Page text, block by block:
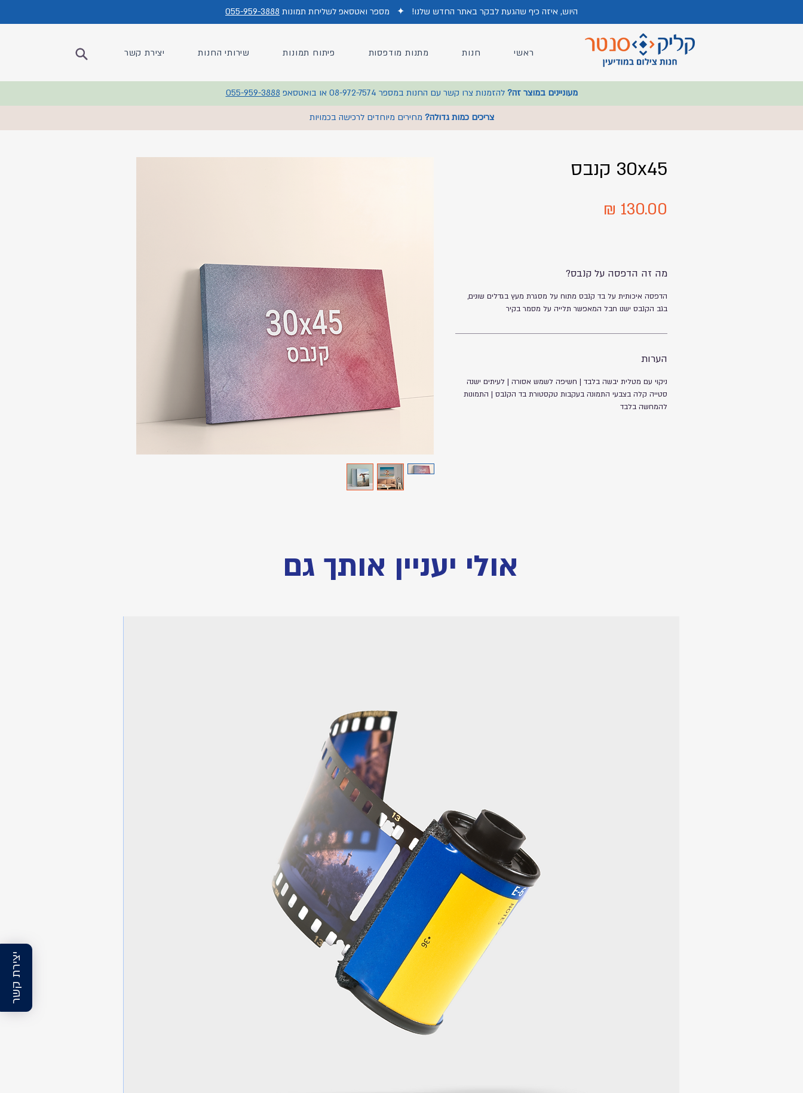
היוש, איזה כיף שהגעת לבקר באתר החדש שלנו! ✦ מספר ואטסאפ לשליחת תמונות 055-959-3888
ראשי חנות מתנות מודפסות פיתוח תמונות שירותי החנות יצירת קשר
יצירת קשר
מעוניינים במוצר זה? להזמנות צרו קשר עם החנות במספר 08-972-7574 או בואטסאפ 055-959-3888
צריכים כמות גדולה? מחירים מיוחדים לרכישה בכמויות
30x45 קנבס
מה זה הדפסה על קנבס?
הדפסה איכותית על בד קנבס מתוח על מסגרת מעץ בגדלים שונים,
בגב הקנבס ישנו חבל המאפשר תלייה על מסמר בקיר
הערות
ניקוי עם מטלית יבשה בלבד | חשיפה לשמש אסורה | לעיתים ישנה
סטייה קלה בצבעי התמונה בעקבות טקסטורת בד הקנבס | התמונות
להמחשה בלבד
אולי יעניין אותך גם